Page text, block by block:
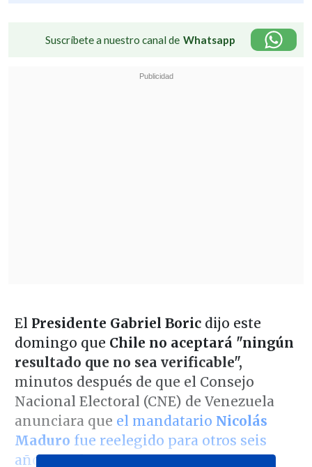
Suscríbete a nuestro canal de Whatsapp
El Presidente Gabriel Boricdijo este
domingo que Chile no aceptará "ningún
resultado que no sea verificable",
minutos después de que el Consejo
Nacional Electoral (CNE) de Venezuela
anunciara que el mandatario Nicolás
Maduro fue reelegido para otros seis
años en el cargo.